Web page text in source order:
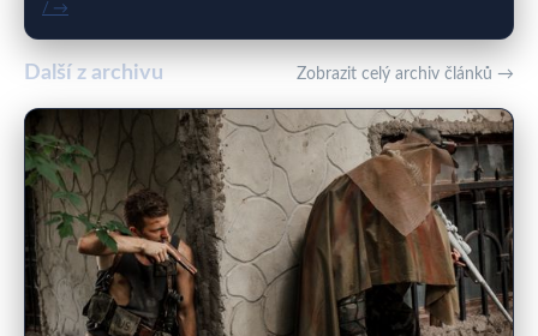
/ →
Další z archivu Zobrazit celý archiv článků →